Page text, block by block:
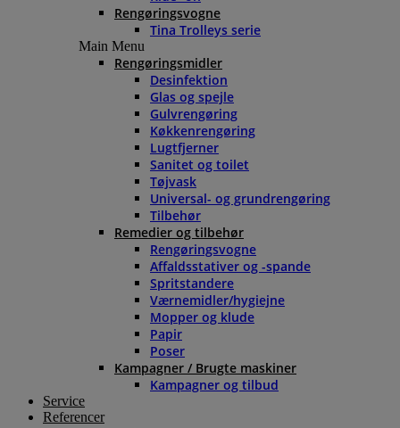
Rengøringsvogne
Tina Trolleys serie
Main Menu
Rengøringsmidler
Desinfektion
Glas og spejle
Gulvrengøring
Køkkenrengøring
Lugtfjerner
Sanitet og toilet
Tøjvask
Universal- og grundrengøring
Tilbehør
Remedier og tilbehør
Rengøringsvogne
Affaldsstativer og -spande
Spritstandere
Værnemidler/hygiejne
Mopper og klude
Papir
Poser
Kampagner / Brugte maskiner
Kampagner og tilbud
Service
Referencer